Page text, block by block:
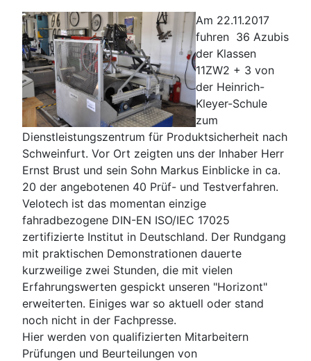
Am 22.11.2017
fuhren 36 Azubis
der Klassen
11ZW2 + 3 von
der Heinrich-
Kleyer-Schule
zum
Dienstleistungszentrum für Produktsicherheit nach
Schweinfurt. Vor Ort zeigten uns der Inhaber Herr
Ernst Brust und sein Sohn Markus Einblicke in ca.
20 der angebotenen 40 Prüf- und Testverfahren.
Velotech ist das momentan einzige
fahradbezogene DIN-EN ISO/IEC 17025
zertifizierte Institut in Deutschland. Der Rundgang
mit praktischen Demonstrationen dauerte
kurzweilige zwei Stunden, die mit vielen
Erfahrungswerten gespickt unseren "Horizont"
erweiterten. Einiges war so aktuell oder stand
noch nicht in der Fachpresse.
Hier werden von qualifizierten Mitarbeitern
Prüfungen und Beurteilungen von